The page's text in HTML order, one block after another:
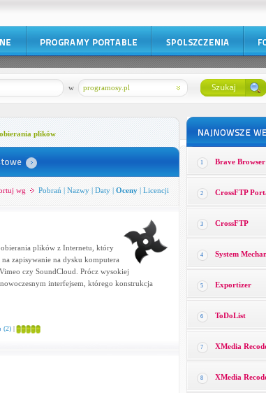
programosy.pl
w
plików
wg Pobrań | Nazwy| Daty| Oceny| Licencji
plików z Internetu, który
zapisywanie na dysku komputera
czy SoundCloud. Prócz wysokiej
interfejsem, którego konstrukcja
(2)|
1 Brave Browser
2 CrossFTP
3 CrossFTP
4 System
5 Exportizer
6 ToDoList
7 XMedia
8 XMedia